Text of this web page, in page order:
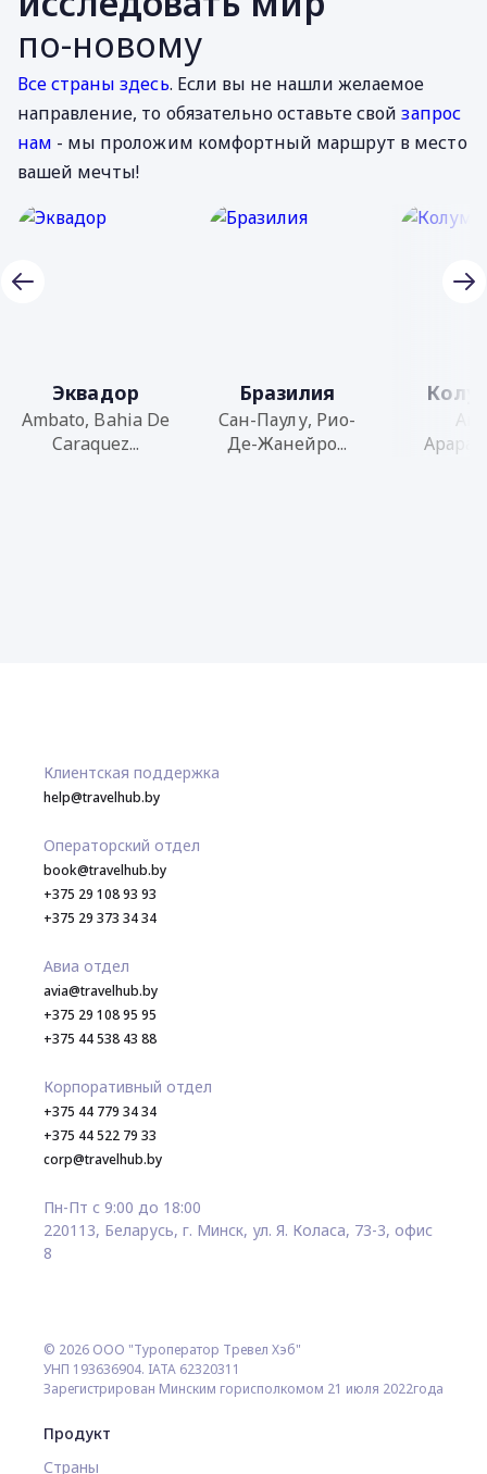
по-новому
Все страны здесь. Если вы не нашли желаемое
направление, то обязательно оставьте свойзапрос
нам - мы проложим комфортный маршрут в место
вашей мечты!
Эквадор
Ambato, Bahia De
Caraquez...
Бразилия
Сан-Паулу, Рио-
Де-Жанейро...
Клиентская поддержка
help@travelhub.by
Операторский отдел
book@travelhub.by
+375 29 108 93 93
+375 29 373 34 34
Авиа отдел
avia@travelhub.by
+375 29 108 95 95
+375 44 538 43 88
Корпоративный отдел
+375 44 779 34 34
+375 44 522 79 33
corp@travelhub.by
Пн-Пт с 9:00 до 18:00
220113, Беларусь, г. Минск, ул. Я. Коласа, 73-3, офис
8
© 2026 ООО "Туроператор Тревел Хэб"
УНП 193636904. IATA 62320311
Зарегистрирован Минским горисполкомом 21 июля 2022года
Продукт
Страны